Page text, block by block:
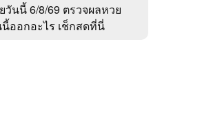
นนี้ 6/8/69 ตรวจผลหวย
ออกอะไร เช็กสดที่นี่